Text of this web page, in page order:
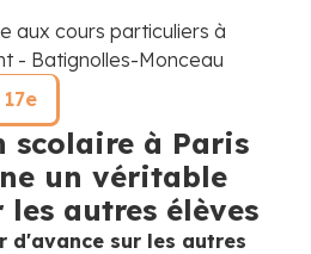
scolaire à Paris
un véritable
autres élèves
d'avance sur les autres